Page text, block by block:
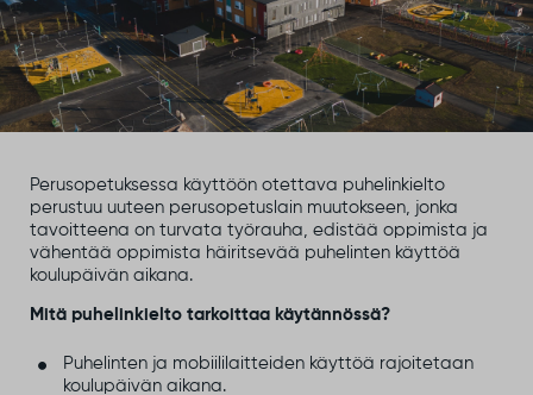
Perusopetuksessa käyttöön otettava puhelinkielto
perustuu uuteen perusopetuslain muutokseen, jonka
tavoitteena on turvata työrauha, edistää oppimista ja
vähentää oppimista häiritsevää puhelinten käyttöä
koulupäivän aikana.
Mitä puhelinkielto tarkoittaa käytännössä?
Puhelinten ja mobiililaitteiden käyttöä rajoitetaan
koulupäivän aikana.